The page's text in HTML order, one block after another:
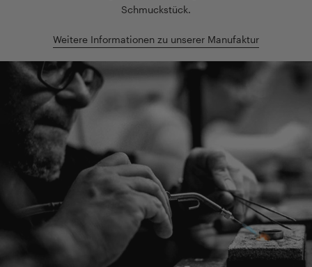
Schmuckstück.
Weitere Informationen zu unserer Manufaktur